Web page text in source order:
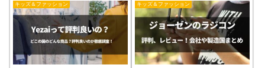
キッズ＆ファッション キッズ＆ファッション